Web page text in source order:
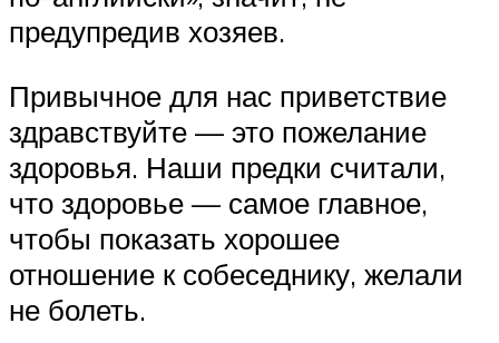
предупредив хозяев.
Привычное для нас приветствие
здравствуйте — это пожелание
здоровья. Наши предки считали,
что здоровье — самое главное,
чтобы показать хорошее
отношение к собеседнику, желали
не болеть.